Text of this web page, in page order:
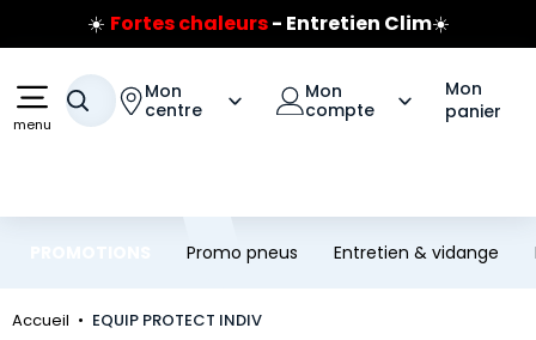
Aller au contenu principal
Aller à la navigation
☀️ Fortes chaleurs- Entretien Clim☀️
Prix coûtant pneus Bridgestone
🔥
Jusqu'à 120€ remboursés
sur les pneus Bridgestone
menu
Votre recherche
Mon
centre
Mon
compte
Mon
panier
Promo pneus Entretien & vidange
Accueil EQUIP PROTECT INDIV